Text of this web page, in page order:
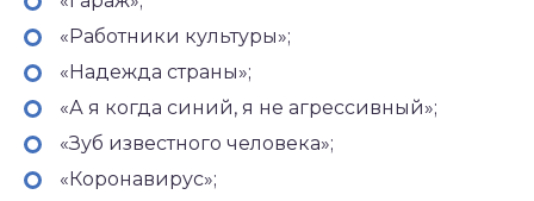
«Работники культуры»;
«Надежда страны»;
«А я когда синий, я не агрессивный»;
«Зуб известного человека»;
«Коронавирус»;